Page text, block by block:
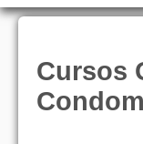
Cursos